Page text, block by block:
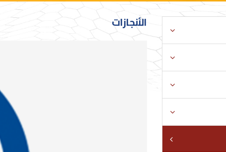
الأنجازات